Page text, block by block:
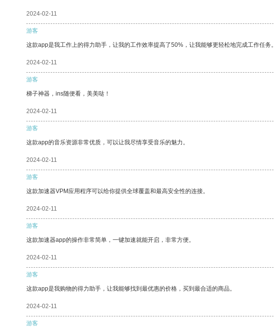
2024-02-11
游客
这款app是我工作上的得力助手，让我的工作效率提高了50%，让我能够更轻松地完成工作任务。
2024-02-11
游客
梯子神器，ins随便看，美美哒！
2024-02-11
游客
这款app的音乐资源非常优质，可以让我尽情享受音乐的魅力。
2024-02-11
游客
这款加速器VPM应用程序可以给你提供全球覆盖和最高安全性的连接。
2024-02-11
游客
这款加速器app的操作非常简单，一键加速就能开启，非常方便。
2024-02-11
游客
这款app是我购物的得力助手，让我能够找到最优惠的价格，买到最合适的商品。
2024-02-11
游客